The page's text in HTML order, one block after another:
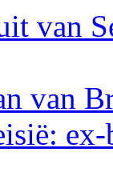
van
van